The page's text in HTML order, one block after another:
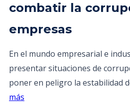
combatir la
empresas
En el mundo empresarial e
presentar situaciones de
poner en peligro la estabilidad
más